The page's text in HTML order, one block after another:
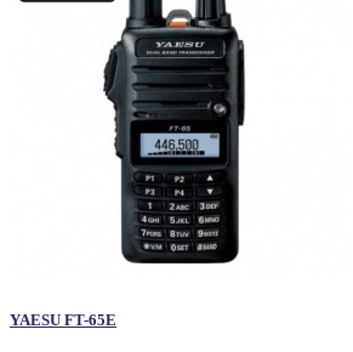
YAESU FT-65E